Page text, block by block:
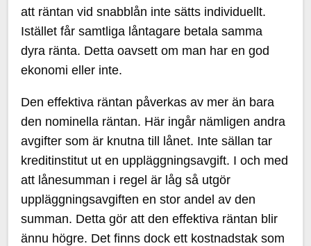
att räntan vid snabblån inte sätts individuellt.
Istället får samtliga låntagare betala samma
dyra ränta. Detta oavsett om man har en god
ekonomi eller inte.
Den effektiva räntan påverkas av mer än bara
den nominella räntan. Här ingår nämligen andra
avgifter som är knutna till lånet. Inte sällan tar
kreditinstitut ut en uppläggningsavgift. I och med
att lånesumman i regel är låg så utgör
uppläggningsavgiften en stor andel av den
summan. Detta gör att den effektiva räntan blir
ännu högre. Det finns dock ett kostnadstak som